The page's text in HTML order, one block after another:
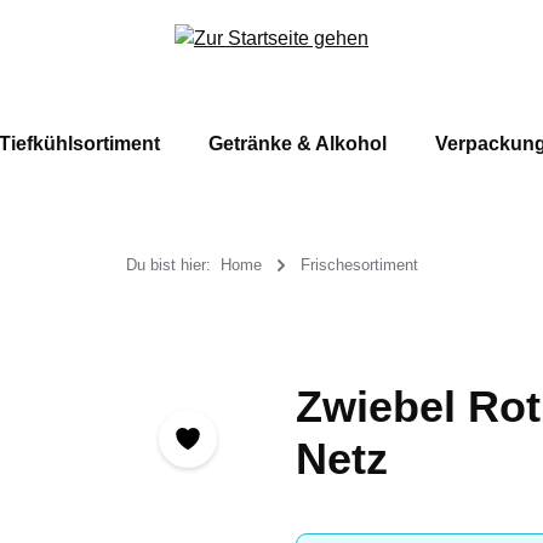
Tiefkühlsortiment Getränke & Alkohol
Du bist hier: Home Frischesortiment
Zwiebel
Netz